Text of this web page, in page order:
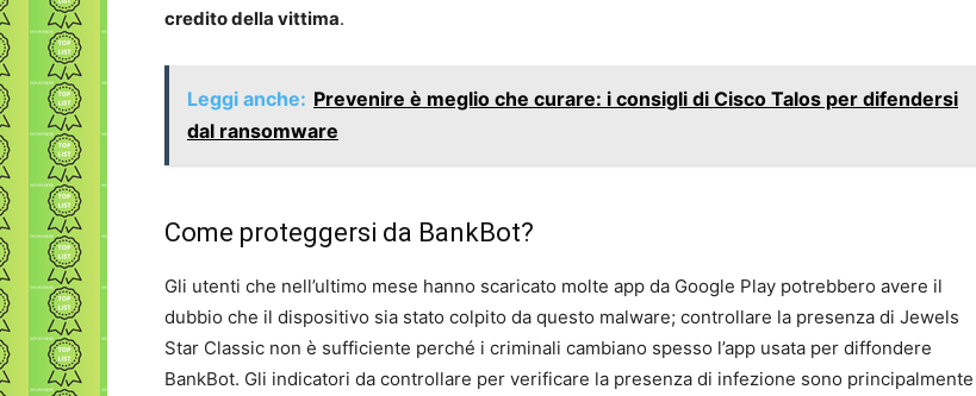
credito della vittima.
Leggi anche: Prevenire è meglio che curare: i consigli di Cisco Talos per difendersi
dal ransomware
Come proteggersi da BankBot?
Gli utenti che nell’ultimo mese hanno scaricato molte app da Google Play potrebbero avere il
dubbio che il dispositivo sia stato colpito da questo malware; controllare la presenza di Jewels
Star Classic non è sufficiente perché i criminali cambiano spesso l’app usata per diffondere
BankBot. Gli indicatori da controllare per verificare la presenza di infezione sono principalmente